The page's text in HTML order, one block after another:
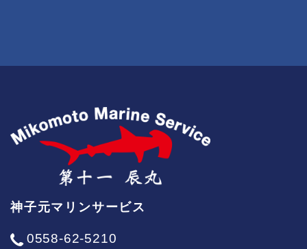
神子元マリンサービス
0558-62-5210